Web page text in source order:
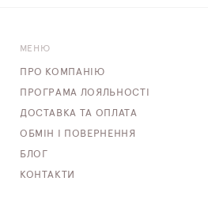
МЕНЮ
ПРО КОМПАНІЮ
ПРОГРАМА ЛОЯЛЬНОСТІ
ДОСТАВКА ТА ОПЛАТА
ОБМІН І ПОВЕРНЕННЯ
БЛОГ
КОНТАКТИ